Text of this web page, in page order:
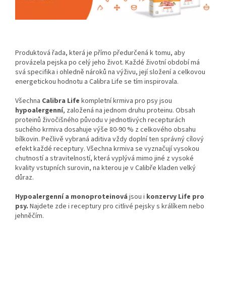
Produktová řada, která je přímo předurčená k tomu, aby
provázela pejska po celý jeho život. Každé životní období má
svá specifika i ohledně nároků na výživu, její složení a celkovou
energetickou hodnotu a Calibra Life se tím inspirovala.
Všechna Calibra Life kompletní krmiva pro psy jsou
hypoalergenní, založená na jednom druhu proteinu. Obsah
proteinů živočišného původu v jednotlivých recepturách
suchého krmiva dosahuje výše 80-90 % z celkového obsahu
bílkovin. Pečlivě vybraná aditiva vždy doplní ten správný cílový
efekt každé receptury. Všechna krmiva se vyznačují vysokou
chutností a stravitelností, která vyplývá mimo jiné z vysoké
kvality vstupních surovin, na kterou je v Calibře kladen velký
důraz.
Hypoalergenní a monoproteinová jsou i konzervy Life pro
psy. Najdete zde i receptury pro citlivé pejsky s králíkem nebo
jehněčím.